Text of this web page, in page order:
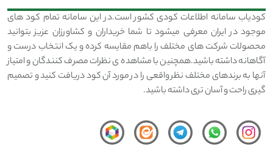
کودیاب سامانه اطلاعات کودی کشور است.در این سامانه تمام کود های
موجود در ایران معرفی میشود تا شما خریداران و کشاورزان عزیز بتوانید
محصولات شرکت های مختلف را باهم مقایسه کرده و یک انتخاب درست و
آگاهانه داشته باشید.همچنین با مشاهده ی نظرات مصرف کنندگان و امتیاز
آنها به برندهای مختلف نظر واقعی را در مورد آن کود دریافت کنید و تصمیم
گیری راحت و آسان تری داشته باشید.